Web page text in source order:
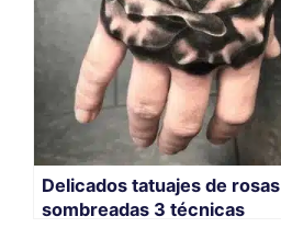
Delicados tatuajes de rosas
sombreadas 3 técnicas